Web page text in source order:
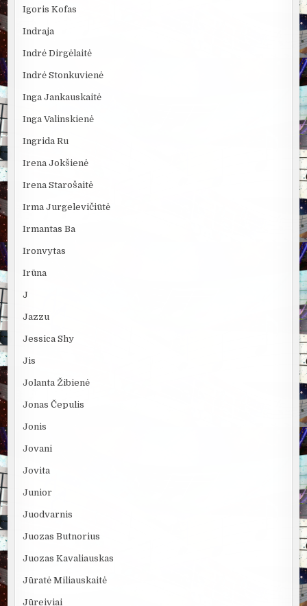
Igoris Kofas
Indraja
Indrė Dirgėlaitė
Indrė Stonkuvienė
Inga Jankauskaitė
Inga Valinskienė
Ingrida Ru
Irena Jokšienė
Irena Starošaitė
Irma Jurgelevičiūtė
Irmantas Ba
Ironvytas
Irūna
J
Jazzu
Jessica Shy
Jis
Jolanta Žibienė
Jonas Čepulis
Jonis
Jovani
Jovita
Junior
Juodvarnis
Juozas Butnorius
Juozas Kavaliauskas
Jūratė Miliauskaitė
Jūreiviai